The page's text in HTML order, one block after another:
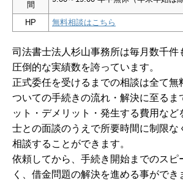
間
HP 無料相談はこちら
司法書士法人杉山事務所は毎月数千件
圧倒的な実績数を誇っています。
正式委任を受けるまでの相談は全て無
ついての手続きの流れ・解決に至るま
ット・デメリット・発生する費用など
士との面談のうえで所要時間に制限な
相談することができます。
依頼してから、手続き開始までのスピ
く、借金問題の解決を進める事ができ